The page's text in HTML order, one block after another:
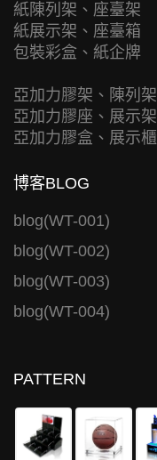
紙陳列架、座臺架
紙展示架、座臺箱
包裝彩盒、紙企牌
亞加力膠架、陳列架
亞加力膠座、展示架
亞加力膠盒、展示櫃
博客BLOG
blog(WT-001)
blog(WT-002)
blog(WT-003)
blog(WT-004)
PATTERN